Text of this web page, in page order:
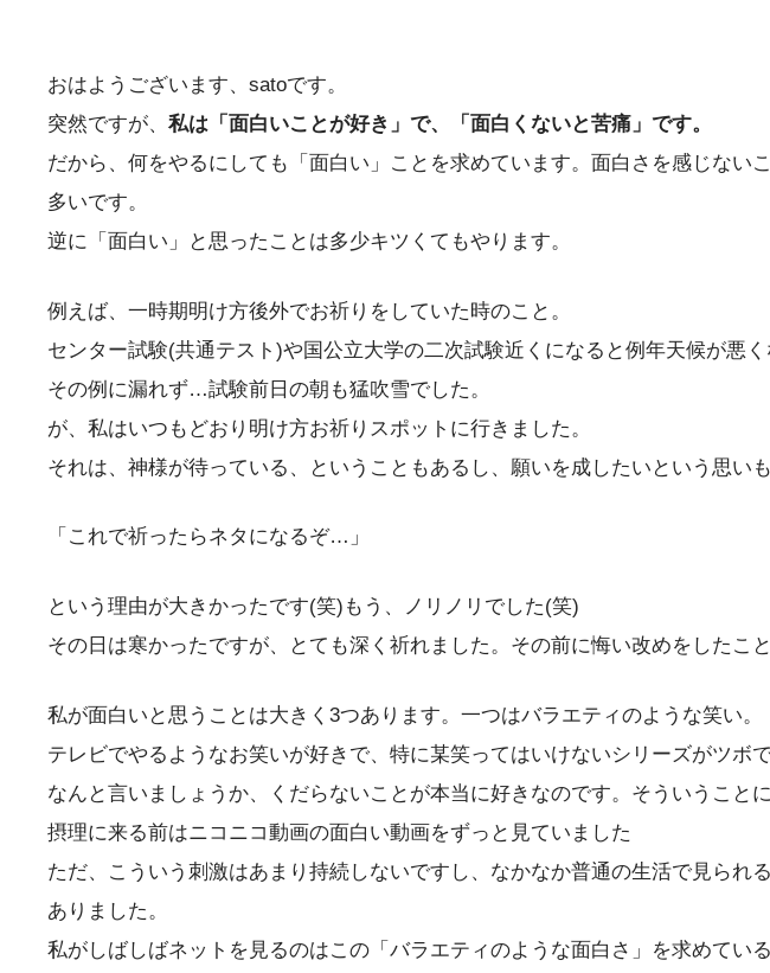
おはようございます、satoです。
突然ですが、 私は「面白いことが好き」で、「面白くないと苦痛」です。
だから、何をやるにしても「面白い」ことを求めています。面白さを感じな
多いです。
逆に「面白い」と思ったことは多少キツくてもやります。
例えば、一時期明け方後外でお祈りをしていた時のこと。
センター試験(共通テスト)や国公立大学の二次試験近くになると例年天候が悪
その例に漏れず…試験前日の朝も猛吹雪でした。
が、私はいつもどおり明け方お祈りスポットに行きました。
それは、神様が待っている、ということもあるし、願いを成したいという思いも
「これで祈ったらネタになるぞ…」
という理由が大きかったです(笑)もう、ノリノリでした(笑)
その日は寒かったですが、とても深く祈れました。その前に悔い改めをしたこ
私が面白いと思うことは大きく3つあります。一つはバラエティのような笑い。
テレビでやるようなお笑いが好きで、特に某笑ってはいけないシリーズがツボ
なんと言いましょうか、くだらないことが本当に好きなのです。そういうこと
摂理に来る前はニコニコ動画の面白い動画をずっと見ていました
ただ、こういう刺激はあまり持続しないですし、なかなか普通の生活で見ら
ありました。
私がしばしばネットを見るのはこの「バラエティのような面白さ」を求めてい